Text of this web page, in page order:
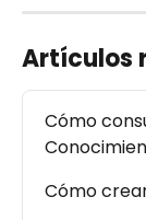
Artículos
Cómo
Cómo